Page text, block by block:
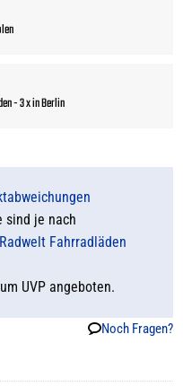
- 3 x in Berlin
sind je nach
Radwelt Fahrradläden
UVP angeboten.
Noch Fragen?